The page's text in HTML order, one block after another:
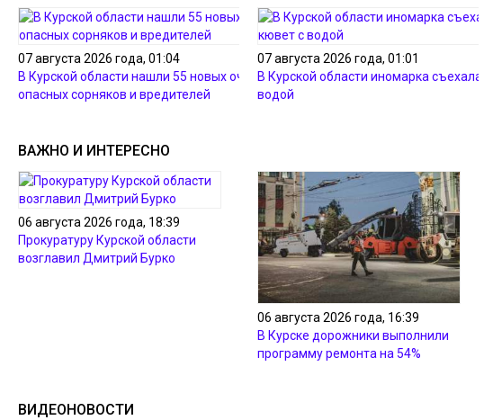
07 августа 2026 года, 01:04
В Курской области нашли 55 новых очагов
опасных сорняков и вредителей
07 августа 2026 года, 01:01
В Курской области иномарка
водой
ВАЖНО И ИНТЕРЕСНО
06 августа 2026 года, 18:39
Прокуратуру Курской области
возглавил Дмитрий Бурко
06 августа 2026 года, 16:39
В Курске дорожники выполнили
программу ремонта на 54%
ВИДЕОНОВОСТИ